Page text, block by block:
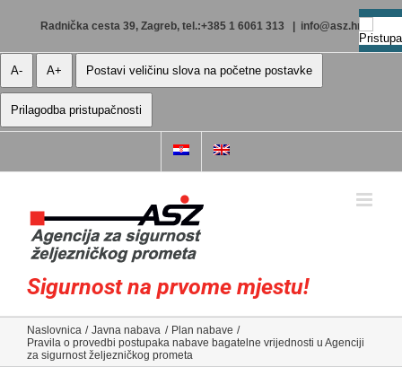
Radnička cesta 39, Zagreb, tel.:+385 1 6061 313 info@asz.hr
A- A+ Postavi veličinu slova na početne postavke
Prilagodba pristupačnosti
Sigurnost na prvome mjestu!
Naslovnica Javna nabava
Plan nabave
Pravila o provedbi postupaka nabave bagatelne vrijednosti u Agenciji
za sigurnost željezničkog prometa